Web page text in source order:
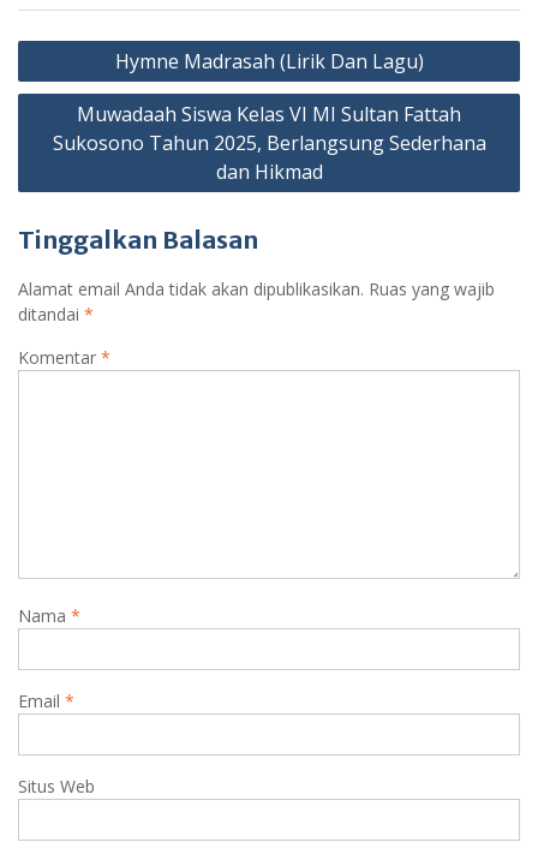
Navigasi
pos
Hymne Madrasah (Lirik Dan Lagu)
Muwadaah Siswa Kelas VI MI Sultan Fattah
Sukosono Tahun 2025, Berlangsung Sederhana
dan Hikmad
Tinggalkan Balasan
Alamat email Anda tidak akan dipublikasikan. Ruas yang wajib
ditandai *
Komentar *
Nama *
Email *
Situs Web